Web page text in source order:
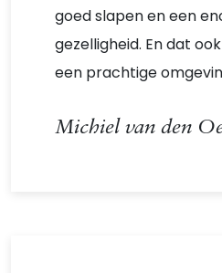
goed slapen en een
gezelligheid. En dat
een prachtige
Michiel van den